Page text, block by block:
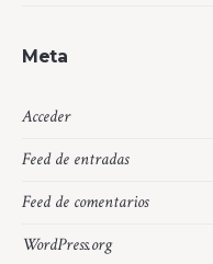
Meta
Acceder
Feed de entradas
Feed de comentarios
WordPress.org